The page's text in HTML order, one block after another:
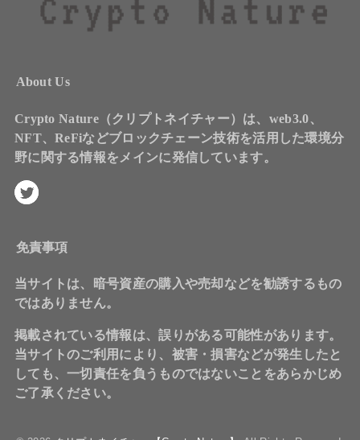
About Us
Crypto Nature（クリプトネイチャー）は、web3.0、
NFT、ReFiなどブロックチェーン技術を活用した環境分
野に関する情報をメインに発信しています。
免責事項
当サイトは、暗号資産の購入や売却などを勧誘するもの
ではありません。
掲載されている情報は、誤りがある可能性があります。
当サイトのご利用により、被害・損害などが発生したと
しても、一切責任を負うものではないことをあらかじめ
ご了承ください。